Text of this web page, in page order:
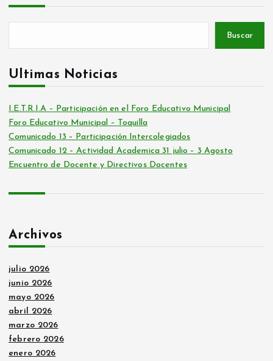
Buscar
Ultimas Noticias
I.E.T.R.I.A – Participación en el Foro Educativo Municipal
Foro Educativo Municipal – Toquilla
Comunicado 13 – Participación Intercolegiados
Comunicado 12 – Actividad Academica 31 julio – 3 Agosto
Encuentro de Docente y Directivos Docentes
Archivos
julio 2026
junio 2026
mayo 2026
abril 2026
marzo 2026
febrero 2026
enero 2026